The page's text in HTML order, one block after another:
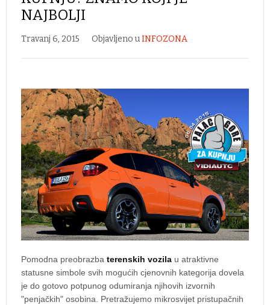
NAJBOLJI
Travanj 6, 2015 Objavljeno uINFOZONA
Pomodna preobrazba terenskih vozila u atraktivne
statusne simbole svih mogućih cjenovnih kategorija dovela
je do gotovo potpunog odumiranja njihovih izvornih
"penjačkih" osobina. Pretražujemo mikrosvijet pristupačnih